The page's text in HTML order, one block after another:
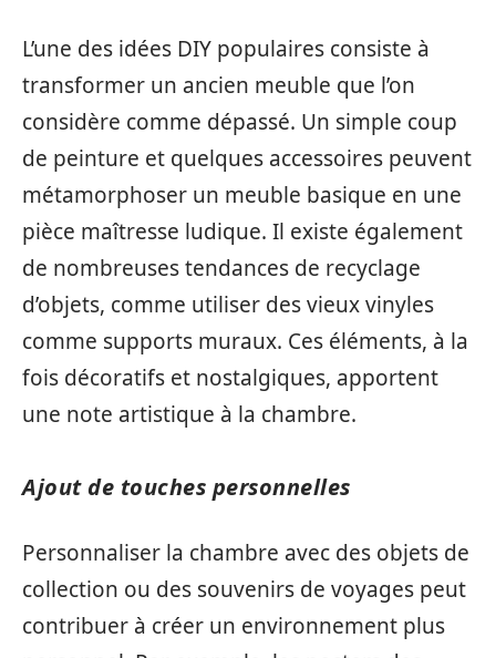
L’une des idées DIY populaires consiste à
transformer un ancien meuble que l’on
considère comme dépassé. Un simple coup
de peinture et quelques accessoires peuvent
métamorphoser un meuble basique en une
pièce maîtresse ludique. Il existe également
de nombreuses tendances de recyclage
d’objets, comme utiliser des vieux vinyles
comme supports muraux. Ces éléments, à la
fois décoratifs et nostalgiques, apportent
une note artistique à la chambre.
Ajout de touches personnelles
Personnaliser la chambre avec des objets de
collection ou des souvenirs de voyages peut
contribuer à créer un environnement plus